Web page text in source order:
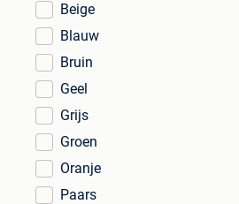
Beige
Blauw
Bruin
Geel
Grijs
Groen
Oranje
Paars